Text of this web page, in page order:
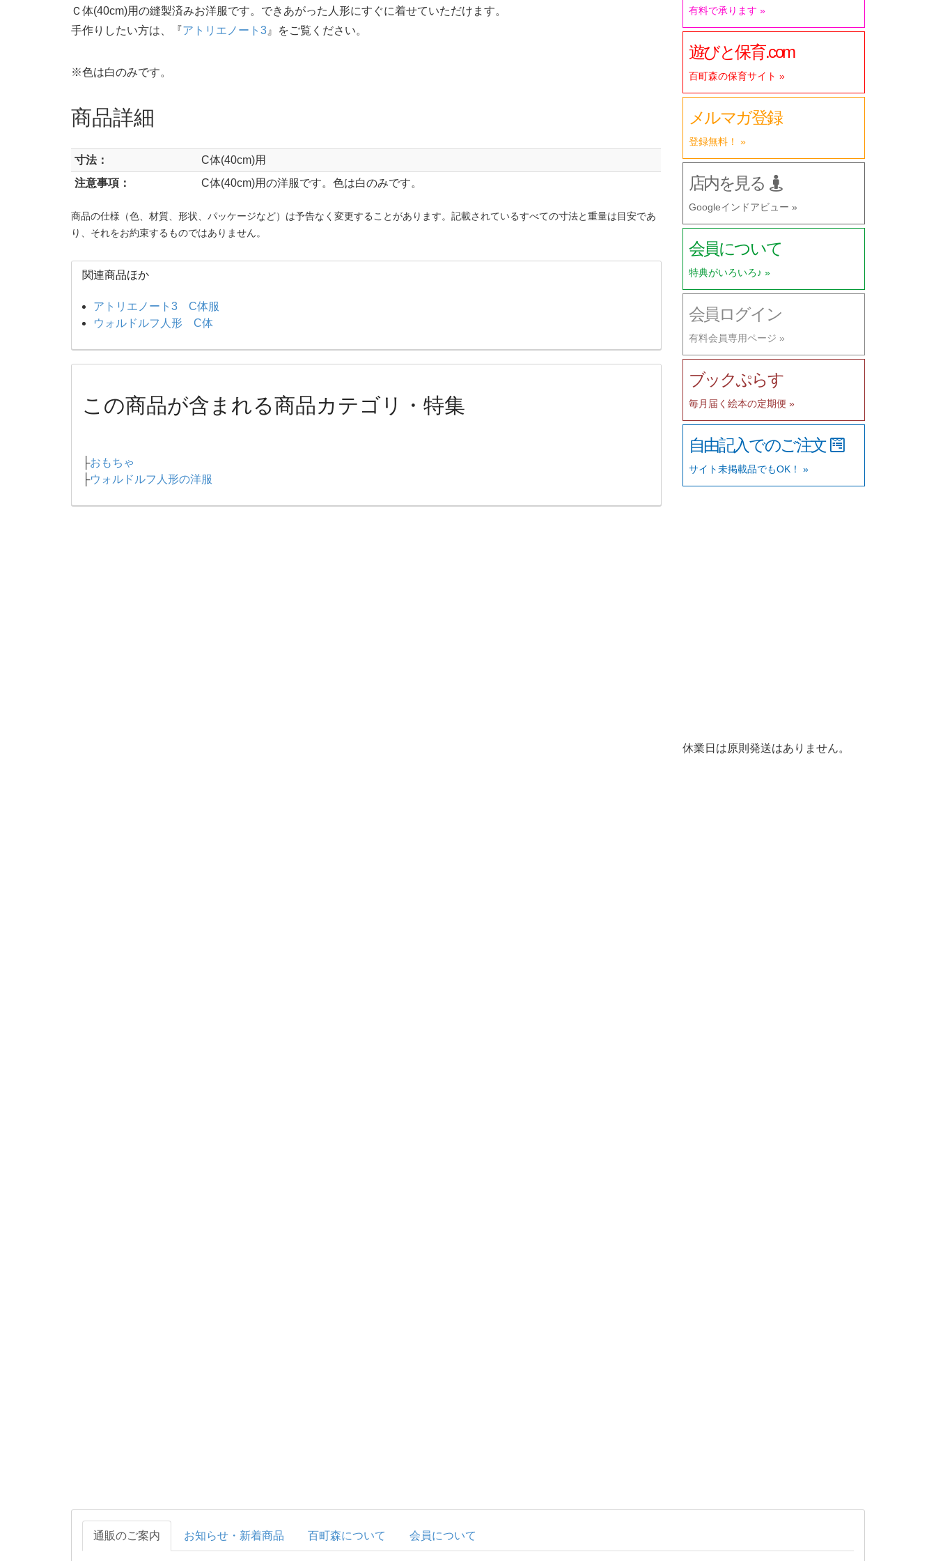
Ｃ体(40cm)用の縫製済みお洋服です。できあがった人形にすぐに着せていただけます。
手作りしたい方は、『アトリエノート3 』をご覧ください。
※色は白のみです。
商品詳細
寸法：
C体(40cm)用
注意事項：
C体(40cm)用の洋服です。色は白のみです。
商品の仕様（色、材質、形状、パッケージなど）は予告なく変更することがあります。記載されているすべての寸法と重量は目安であ
り、それをお約束するものではありません。
関連商品ほか
アトリエノート3 C体服
ウォルドルフ人形 C体
この商品が含まれる商品カテゴリ・特集
├おもちゃ
├ウォルドルフ人形の洋服
有料で承ります »
遊びと保育.com
百町森の保育サイト »
メルマガ登録
登録無料！ »
店内を見る
Googleインドアビュー »
会員について
特典がいろいろ♪ »
会員ログイン
有料会員専用ページ »
ブックぷらす
毎月届く絵本の定期便 »
自由記入でのご注文
サイト未掲載品でもOK！ »
休業日は原則発送はありません。
通販のご案内 お知らせ・新着商品 百町森について 会員について